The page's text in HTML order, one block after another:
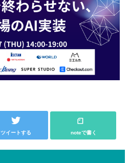
ツイートする noteで書く